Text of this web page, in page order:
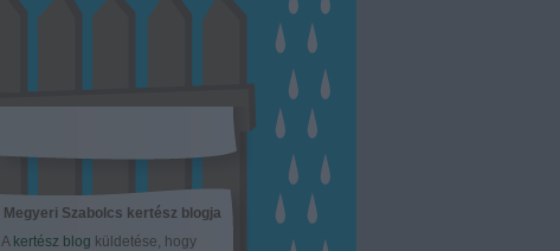
Megyeri Szabolcs kertész blogja
A kertész blog küldetése, hogy